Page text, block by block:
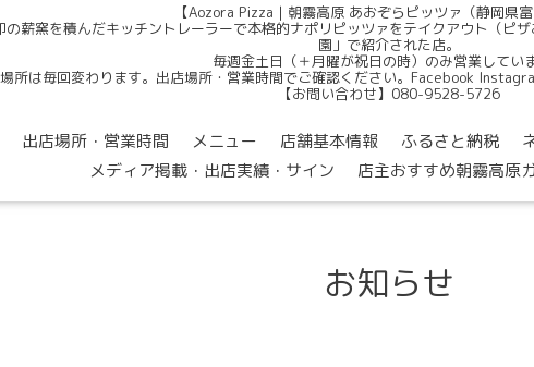
【Aozora Pizza｜朝霧高原 あおぞらピッツァ（静岡県富
の薪窯を積んだキッチントレーラーで本格的ナポリピッツァをテイクアウト（ピ
園」で紹介された店。
毎週金土日（＋月曜が祝日の時）のみ営業していま
所は毎回変わります。出店場所・営業時間でご確認ください。Facebook
【お問い合わせ】080-9528-5726
出店場所・営業時間 メニュー 店舗基本情報 ふるさと納税
メディア掲載・出店実績・サイン
店主おすすめ朝霧高原
お知らせ